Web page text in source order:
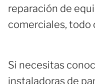
reparación de
comerciales, todo
Si necesitas
instaladoras de